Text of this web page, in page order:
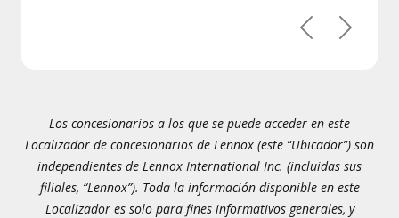
PreviousNext
Los concesionarios a los que se puede acceder en este
Localizador de concesionarios de Lennox (este “Ubicador”) son
independientes de Lennox International Inc. (incluidas sus
filiales, “Lennox”). Toda la información disponible en este
Localizador es solo para fines informativos generales, y